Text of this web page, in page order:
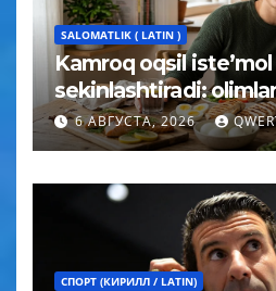
SALOMATLIK ( LATIN )
Kamroq oqsil
sekinlashtiradi:
kutilmagan xulosasi
6 АВГУСТА, 2026
СПОРТ (КИРИЛЛ / LATIN)